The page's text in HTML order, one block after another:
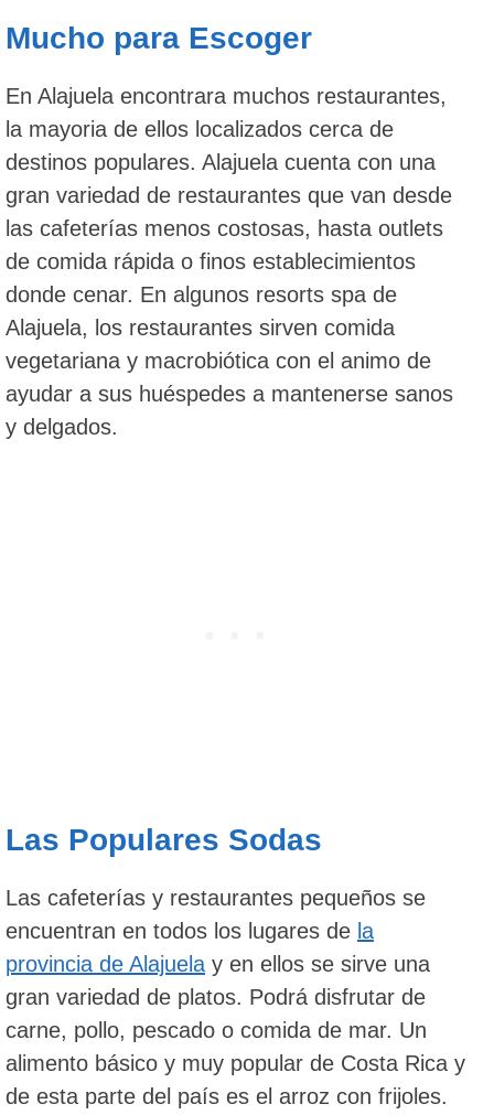
Mucho para Escoger
En Alajuela encontrara muchos restaurantes,
la mayoria de ellos localizados cerca de
destinos populares. Alajuela cuenta con una
gran variedad de restaurantes que van desde
las cafeterías menos costosas, hasta outlets
de comida rápida o finos establecimientos
donde cenar. En algunos resorts spa de
Alajuela, los restaurantes sirven comida
vegetariana y macrobiótica con el animo de
ayudar a sus huéspedes a mantenerse sanos
y delgados.
Las Populares Sodas
Las cafeterías y restaurantes pequeños se
encuentran en todos los lugares de la
provincia de Alajuelay en ellos se sirve una
gran variedad de platos. Podrá disfrutar de
carne, pollo, pescado o comida de mar. Un
alimento básico y muy popular de Costa Rica y
de esta parte del país es el arroz con frijoles.